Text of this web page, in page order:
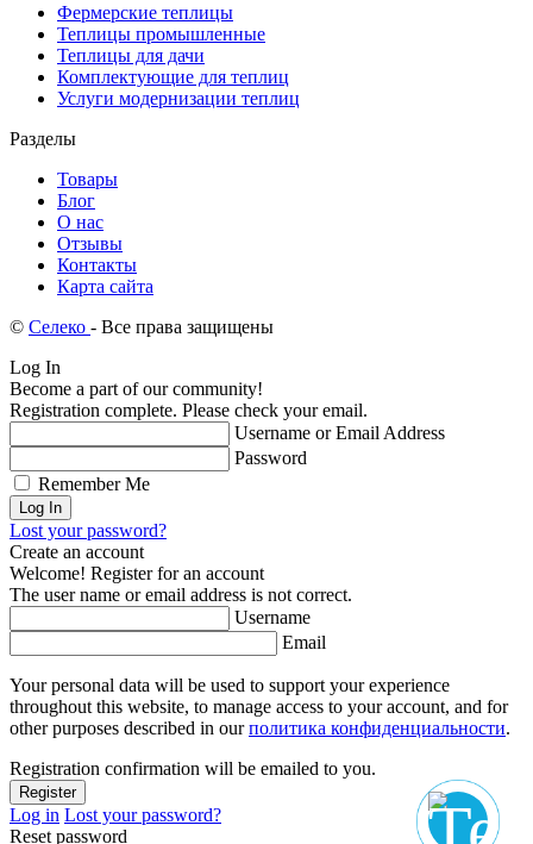
Фермерские теплицы
Теплицы промышленные
Теплицы для дачи
Комплектующие для теплиц
Услуги модернизации теплиц
Разделы
Товары
Блог
О нас
Отзывы
Контакты
Карта сайта
© Селеко - Все права защищены
Log In
Become a part of our community!
Registration complete. Please check your email.
Username or Email Address
Password
Remember Me
Lost your password?
Create an account
Welcome! Register for an account
The user name or email address is not correct.
Username
Email
Your personal data will be used to support your experience
throughout this website, to manage access to your account, and for
other purposes described in ourполитика конфиденциальности.
Registration confirmation will be emailed to you.
Log in Lost your password?
Reset password